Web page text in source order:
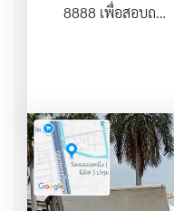
8888 เพื่อสอบถ…